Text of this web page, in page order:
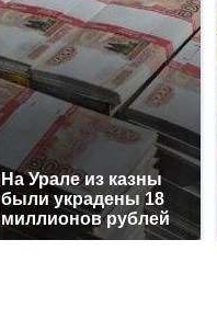
На Урале из казны
были украдены 18
миллионов рублей